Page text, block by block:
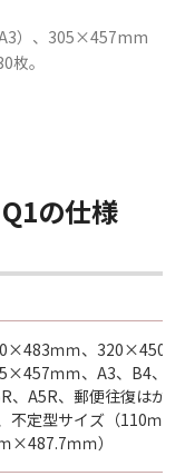
）、305×457mm
枚。
の仕様
ｍｍ、320×450ｍ
ｍｍ、A3、B4、
、A5R、郵便往復はが
不定型サイズ（110ｍ
×487.7ｍｍ）